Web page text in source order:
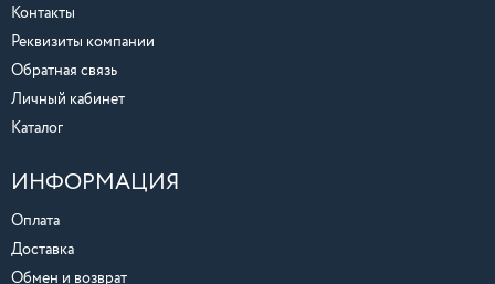
Контакты
Реквизиты компании
Обратная связь
Личный кабинет
Каталог
ИНФОРМАЦИЯ
Оплата
Доставка
Обмен и возврат